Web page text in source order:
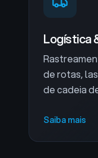
Logística
de rotas,
de cadeia
Saiba mais